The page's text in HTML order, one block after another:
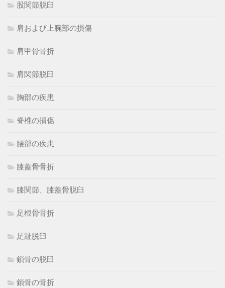
股関節脱臼
肩および上腕部の損傷
肩甲骨骨折
肩関節脱臼
胸部の疾患
脊椎の損傷
腰部の疾患
膝蓋骨骨折
膝関節、膝蓋骨脱臼
足根骨骨折
足趾脱臼
鎖骨の脱臼
鎖骨の骨折